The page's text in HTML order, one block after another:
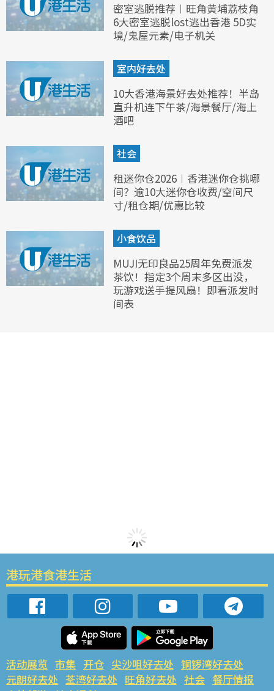
密室逃脱推荐︱旺角黄埔荔枝角
6大密室逃脱lost逃出香港 5D实
境/鬼屋元素/电子机关
室内好去处
10大香港海景好去处推荐！半岛
直升机连下午茶/海景餐厅/海上
酒吧
社会
租迷你仓2026︱香港迷你仓挑哪
间？逾10大迷你仓收费/空间尺
寸/租仓期/优惠比较
小食饮品
MUJI无印良品25周年免费派发
茶饮！指定3个周末多区出没，
玩游戏送手提风扇！即看派发时
间表
港玩港食港生活
活动展览 市集 开仓 尖沙咀好去处 铜锣湾好去处
元朗好去处 荃湾好去处 旺角好去处 社会 餐厅情报